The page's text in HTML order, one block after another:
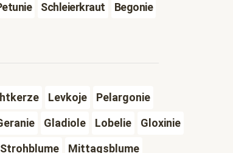
Schleierkraut
Begonie
Levkoje
Pelargonie
Gladiole Lobelie
Gloxinie
Strohblume
Mittagsblume